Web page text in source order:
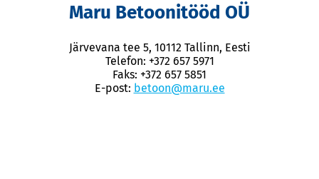
Maru Betoonitööd OÜ
Järvevana tee 5, 10112 Tallinn, Eesti
Telefon: +372 657 5971
Faks: +372 657 5851
E-post: betoon@maru.ee